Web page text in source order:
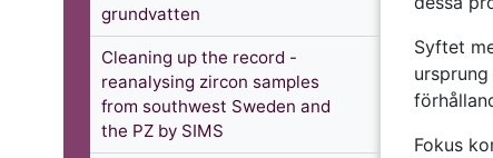
grundvatten
Cleaning up the record -
reanalysing zircon samples
from southwest Sweden and
the PZ by SIMS
Syftet
Fokus